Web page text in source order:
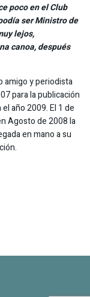
poco en el Club
ser Ministro de
lejos,
canoa, después
amigo y periodista
para la publicación
año 2009. El 1 de
Agosto de 2008 la
en mano a su